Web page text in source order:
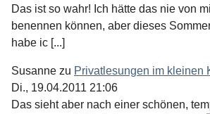
Das ist so wahr! Ich hätte das nie von
benennen können, aber dieses
habe ic [...]
Susanne zu Privatlesungen im kleinen
Di., 19.04.2011 21:06
Das sieht aber nach einer schönen,